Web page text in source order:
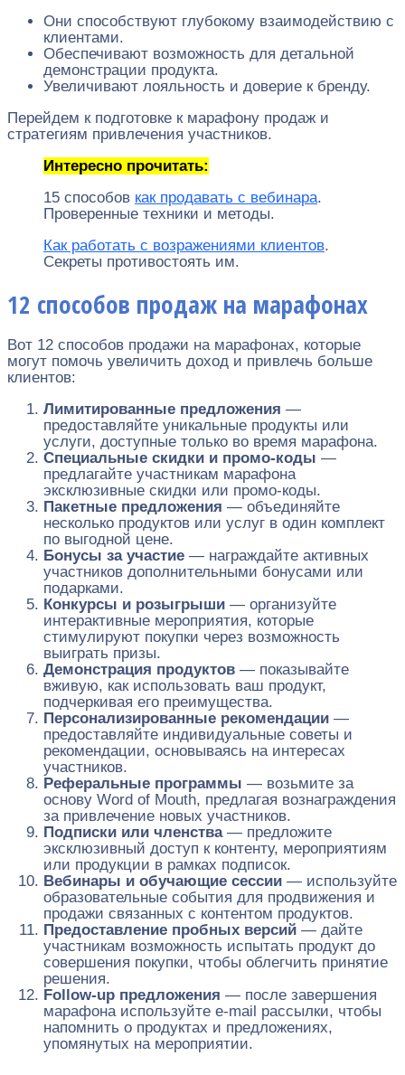
Они способствуют глубокому взаимодействию с
клиентами.
Обеспечивают возможность для детальной
демонстрации продукта.
Увеличивают лояльность и доверие к бренду.
Перейдем к подготовке к марафону продаж и
стратегиям привлечения участников.
Интересно прочитать:
15 способов как продавать с вебинара.
Проверенные техники и методы.
Как работать с возражениями клиентов.
Секреты противостоять им.
12 способов продаж на марафонах
Вот 12 способов продажи на марафонах, которые
могут помочь увеличить доход и привлечь больше
клиентов:
Лимитированные предложения —
предоставляйте уникальные продукты или
услуги, доступные только во время марафона.
Специальные скидки и промо-коды —
предлагайте участникам марафона
эксклюзивные скидки или промо-коды.
Пакетные предложения — объединяйте
несколько продуктов или услуг в один комплект
по выгодной цене.
Бонусы за участие — награждайте активных
участников дополнительными бонусами или
подарками.
Конкурсы и розыгрыши — организуйте
интерактивные мероприятия, которые
стимулируют покупки через возможность
выиграть призы.
Демонстрация продуктов — показывайте
вживую, как использовать ваш продукт,
подчеркивая его преимущества.
Персонализированные рекомендации —
предоставляйте индивидуальные советы и
рекомендации, основываясь на интересах
участников.
Реферальные программы — возьмите за
основу Word of Mouth, предлагая вознаграждения
за привлечение новых участников.
Подписки или членства— предложите
эксклюзивный доступ к контенту, мероприятиям
или продукции в рамках подписок.
Вебинары и обучающие сессии — используйте
образовательные события для продвижения и
продажи связанных с контентом продуктов.
Предоставление пробных версий — дайте
участникам возможность испытать продукт до
совершения покупки, чтобы облегчить принятие
решения.
Follow-up предложения — после завершения
марафона используйте e-mail рассылки, чтобы
напомнить о продуктах и предложениях,
упомянутых на мероприятии.